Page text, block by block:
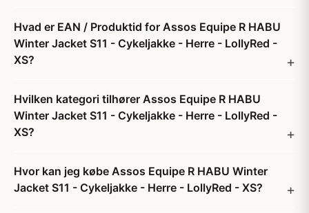
Hvad er EAN / Produktid for Assos Equipe R HABU
Winter Jacket S11 - Cykeljakke - Herre - LollyRed -
XS?
Hvilken kategori tilhører Assos Equipe R HABU
Winter Jacket S11 - Cykeljakke - Herre - LollyRed -
XS?
Hvor kan jeg købe Assos Equipe R HABU Winter
Jacket S11 - Cykeljakke - Herre - LollyRed - XS?